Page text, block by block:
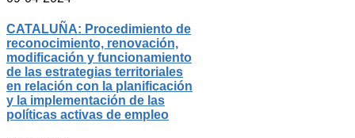
CATALUÑA: Procedimiento de
reconocimiento, renovación,
modificación y funcionamiento
de las estrategias territoriales
en relación con la planificación
y la implementación de las
políticas activas de empleo